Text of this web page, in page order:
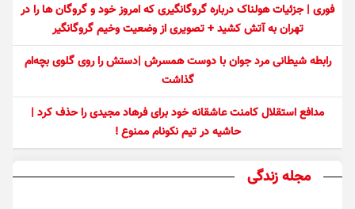
فوری | جزئیات هولناک درباره گروگانگیری که امروز خود و گروگان ها را در
تهران به آتش کشید + تصویری از وضعیت وخیم گروگانگیر
رابطه شیطانی مرد جوان با دوست همسرش |دستش را روی گلوی بچه‌ام
گذاشت
مدافع استقلال کامنت عاشقانه خود برای فرهاد مجیدی را حذف کرد |
حاشیه در تیم نکونام ممنوع !
مجله زندگی